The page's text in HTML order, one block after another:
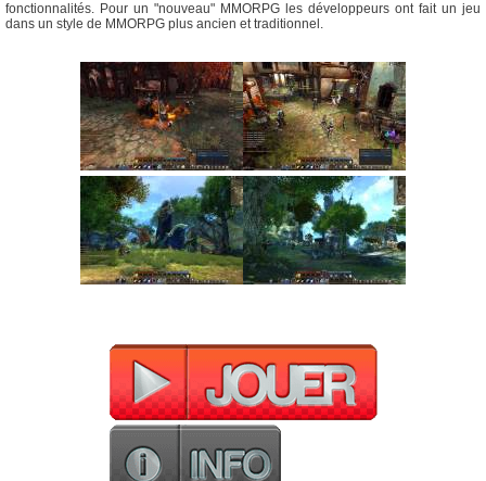
fonctionnalités. Pour un "nouveau" MMORPG les développeurs ont fait un jeu
dans un style de MMORPG plus ancien et traditionnel.